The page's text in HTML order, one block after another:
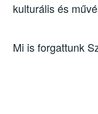
kulturális és
Mi is forgattunk